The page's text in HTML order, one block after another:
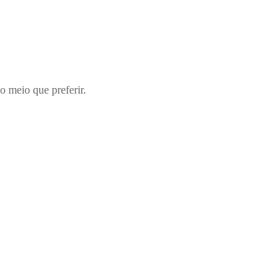
meio que preferir.